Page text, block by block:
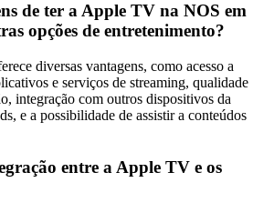
de ter a Apple TV na NOS em
opções de entretenimento?
diversas vantagens, como acesso a
e serviços de streaming, qualidade
integração com outros dispositivos da
e a possibilidade de assistir a conteúdos
entre a Apple TV e os